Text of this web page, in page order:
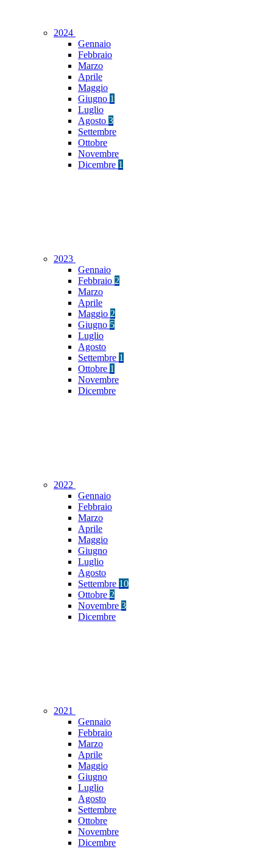
2024
Gennaio
Febbraio
Marzo
Aprile
Maggio
Giugno 1
Luglio
Agosto 3
Settembre
Ottobre
Novembre
Dicembre 1
2023
Gennaio
Febbraio 2
Marzo
Aprile
Maggio 2
Giugno 5
Luglio
Agosto
Settembre 1
Ottobre 1
Novembre
Dicembre
2022
Gennaio
Febbraio
Marzo
Aprile
Maggio
Giugno
Luglio
Agosto
Settembre 10
Ottobre 2
Novembre 3
Dicembre
2021
Gennaio
Febbraio
Marzo
Aprile
Maggio
Giugno
Luglio
Agosto
Settembre
Ottobre
Novembre
Dicembre